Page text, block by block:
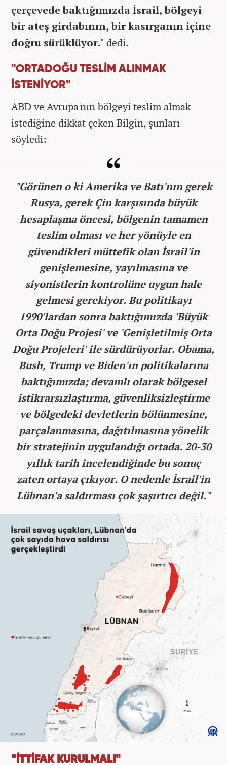
çerçevede baktığımızda İsrail, bölgeyi
bir ateş girdabının, bir kasırganın içine
doğru sürüklüyor." dedi.
"ORTADOĞU TESLİM ALINMAK
İSTENİYOR"
ABD ve Avrupa'nın bölgeyi teslim almak
istediğine dikkat çeken Bilgin, şunları
söyledi:
"Görünen o ki Amerika ve Batı'nın gerek
Rusya, gerek Çin karşısında büyük
hesaplaşma öncesi, bölgenin tamamen
teslim olması ve her yönüyle en
güvendikleri müttefik olan İsrail'in
genişlemesine, yayılmasına ve
siyonistlerin kontrolüne uygun hale
gelmesi gerekiyor. Bu politikayı
1990'lardan sonra baktığımızda 'Büyük
Orta Doğu Projesi' ve 'Genişletilmiş Orta
Doğu Projeleri' ile sürdürüyorlar. Obama,
Bush, Trump ve Biden'ın politikalarına
baktığımızda; devamlı olarak bölgesel
istikrarsızlaştırma, güvenliksizleştirme
ve bölgedeki devletlerin bölünmesine,
parçalanmasına, dağıtılmasına yönelik
bir stratejinin uygulandığı ortada. 20-30
yıllık tarih incelendiğinde bu sonuç
zaten ortaya çıkıyor. O nedenle İsrail'in
Lübnan'a saldırması çok şaşırtıcı değil."
"İTTİFAK KURULMALI"